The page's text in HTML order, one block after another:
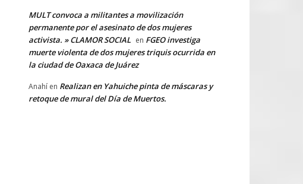
MULT convoca a militantes a movilización
permanente por el asesinato de dos mujeres
activista. » CLAMOR SOCIAL en FGEO investiga
muerte violenta de dos mujeres triquis ocurrida en
la ciudad de Oaxaca de Juárez
Anahí en Realizan en Yahuiche pinta de máscaras y
retoque de mural del Día de Muertos.